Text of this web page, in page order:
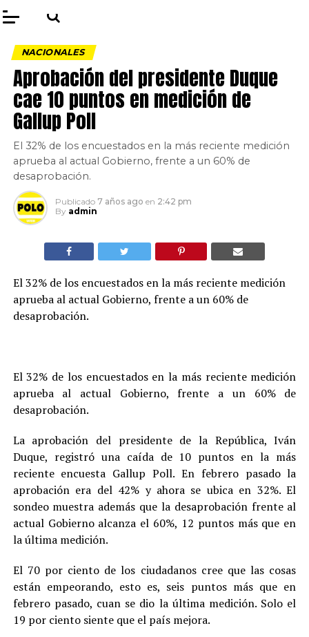
NACIONALES
Aprobación del presidente Duque
cae 10 puntos en medición de
Gallup Poll
El 32% de los encuestados en la más reciente medición
aprueba al actual Gobierno, frente a un 60% de
desaprobación.
Publicado 7 años ago en 2:42 pm
By admin
El 32% de los encuestados en la más reciente medición
aprueba al actual Gobierno, frente a un 60% de
desaprobación.
El 32% de los encuestados en la más reciente medición
aprueba al actual Gobierno, frente a un 60% de
desaprobación.
La aprobación del presidente de la República, Iván
Duque, registró una caída de 10 puntos en la más
reciente encuesta Gallup Poll. En febrero pasado la
aprobación era del 42% y ahora se ubica en 32%. El
sondeo muestra además que la desaprobación frente al
actual Gobierno alcanza el 60%, 12 puntos más que en
la última medición.
El 70 por ciento de los ciudadanos cree que las cosas
están empeorando, esto es, seis puntos más que en
febrero pasado, cuan se dio la última medición. Solo el
19 por ciento siente que el país mejora.